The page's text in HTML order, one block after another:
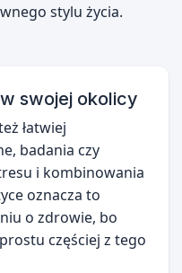
stylu życia.
swojej okolicy
łatwiej
badania czy
i kombinowania
oznacza to
o zdrowie, bo
częściej z tego